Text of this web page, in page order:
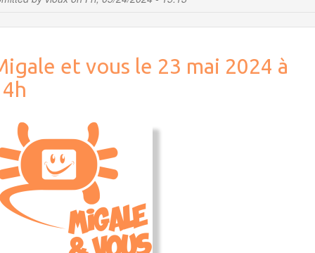
et vous le 23 mai 2024 à